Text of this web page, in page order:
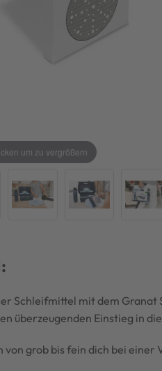
um zu vergrößern
Schleifmittel mit dem Granat
überzeugenden Einstieg in
grob bis fein dich bei einer